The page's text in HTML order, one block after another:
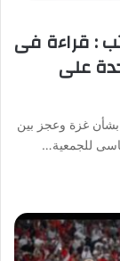
: قراءة فى
على
غزة وعجز بين
للجمعية…